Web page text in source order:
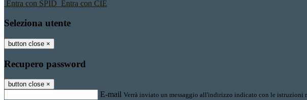
Entra con SPID Entra con CIE
Seleziona utente
button close ×
Recupero password
button close ×
E-mail Verrà inviato un messaggio all'indirizzo indicato con le istruzioni